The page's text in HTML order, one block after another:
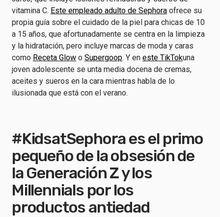
vitamina C. Este empleado adulto de Sephora ofrece su
propia guía sobre el cuidado de la piel para chicas de 10
a 15 años, que afortunadamente se centra en la limpieza
y la hidratación, pero incluye marcas de moda y caras
como Receta Glow o Supergoop. Y en este TikTokuna
joven adolescente se unta media docena de cremas,
aceites y sueros en la cara mientras habla de lo
ilusionada que está con el verano.
#KidsatSephora es el primo
pequeño de la obsesión de
la Generación Z y los
Millennials por los
productos antiedad